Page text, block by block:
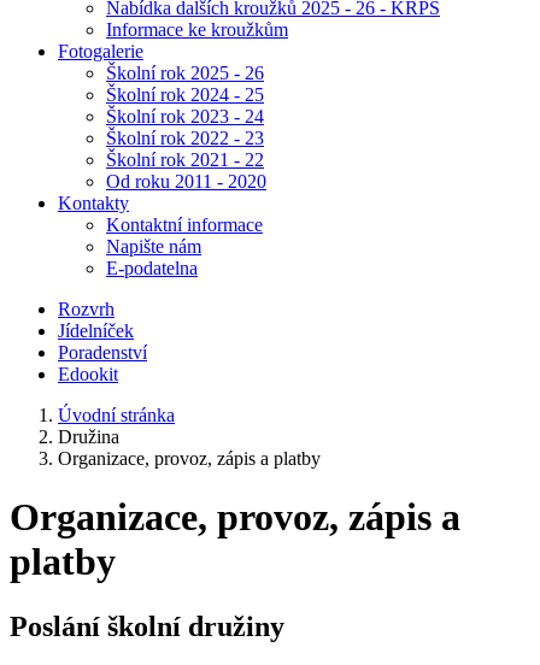
Nabídka dalších kroužků 2025 - 26 - KRPŠ
Informace ke kroužkům
Fotogalerie
Školní rok 2025 - 26
Školní rok 2024 - 25
Školní rok 2023 - 24
Školní rok 2022 - 23
Školní rok 2021 - 22
Od roku 2011 - 2020
Kontakty
Kontaktní informace
Napište nám
E-podatelna
Rozvrh
Jídelníček
Poradenství
Edookit
Úvodní stránka
Družina
Organizace, provoz, zápis a platby
Organizace, provoz, zápis a
platby
Poslání školní družiny